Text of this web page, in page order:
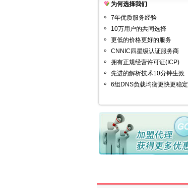
为何选择我们
7年优质服务经验
10万用户的共同选择
更低的价格更好的服务
CNNIC四星级认证服务商
拥有正规经营许可证(ICP)
先进的解析技术10分钟生效
6组DNS负载均衡更快更稳定